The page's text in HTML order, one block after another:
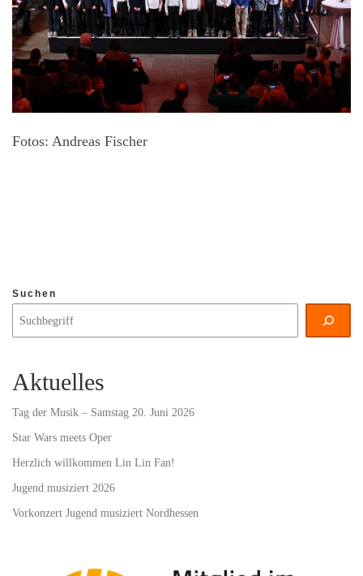
Fotos: Andreas Fischer
Suchen
Aktuelles
Tag der Musik – Samstag 20. Juni 2026
Star Wars meets Oper
Herzlich willkommen Lin Lin Fan!
Jugend musiziert 2026
Vorkonzert Jugend musiziert Nordhessen